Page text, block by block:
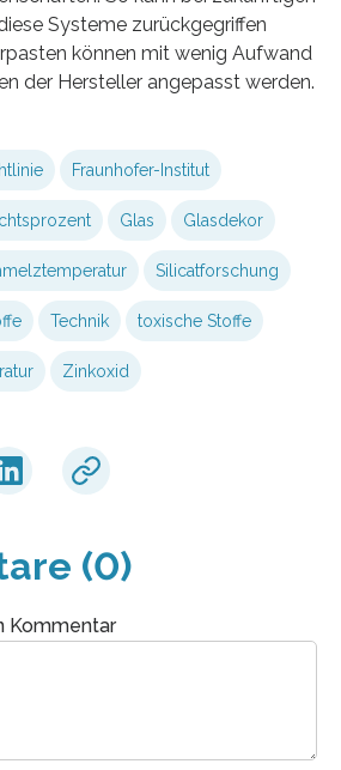
Systeme zurückgegriffen
können mit wenig Aufwand
der Hersteller angepasst werden.
Fraunhofer-Institut
Glas Glasdekor
Silicatforschung
Technik toxische Stoffe
Zinkoxid
(0)
Kommentar